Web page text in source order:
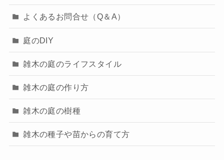
よくあるお問合せ（Q＆A）
庭のDIY
雑木の庭のライフスタイル
雑木の庭の作り方
雑木の庭の樹種
雑木の種子や苗からの育て方